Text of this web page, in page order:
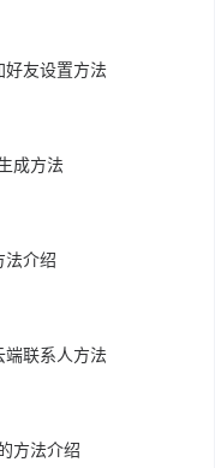
好友设置方法
成方法
法介绍
端联系人方法
方法介绍